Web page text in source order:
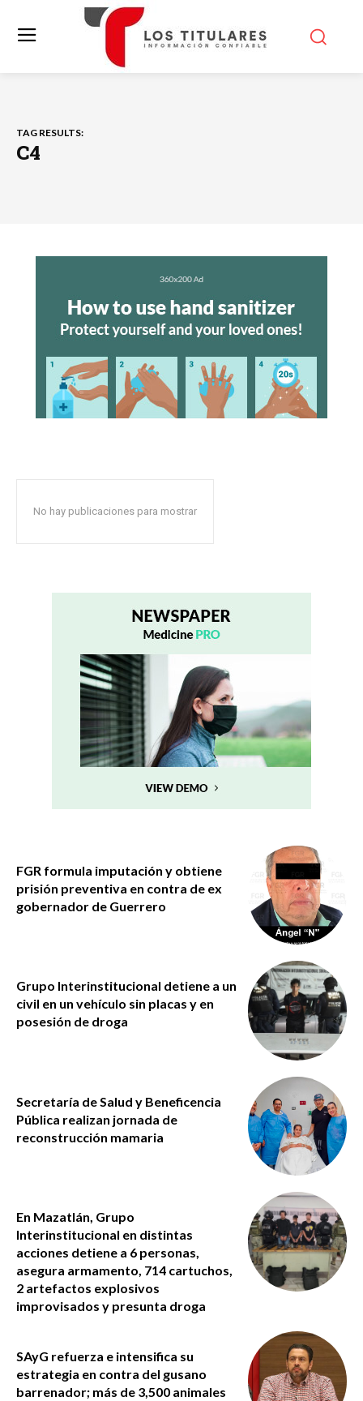
TAG RESULTS:
C4
No hay publicaciones para mostrar
FGR formula imputación y obtiene
prisión preventiva en contra de ex
gobernador de Guerrero
Grupo Interinstitucional detiene a un
civil en un vehículo sin placas y en
posesión de droga
Secretaría de Salud y Beneficencia
Pública realizan jornada de
reconstrucción mamaria
En Mazatlán, Grupo
Interinstitucional en distintas
acciones detiene a 6 personas,
asegura armamento, 714 cartuchos,
2 artefactos explosivos
improvisados y presunta droga
SAyG refuerza e intensifica su
estrategia en contra del gusano
barrenador; más de 3,500 animales